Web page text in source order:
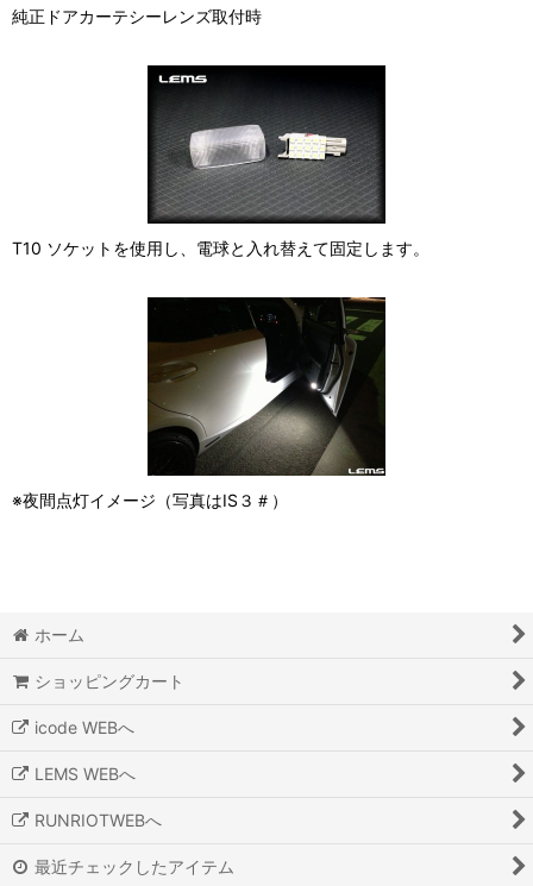
純正ドアカーテシーレンズ取付時
T10 ソケットを使用し、電球と入れ替えて固定します。
※夜間点灯イメージ（写真はIS３＃）
ホーム
ショッピングカート
icode WEBへ
LEMS WEBへ
RUNRIOTWEBへ
最近チェックしたアイテム